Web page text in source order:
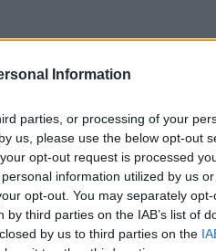
Information
parties, or processing of your
us, please use the below opt-out
opt-out request is processed
information utilized by us
opt-out. You may separately
third parties on the IAB’s list of
by us to third parties on the